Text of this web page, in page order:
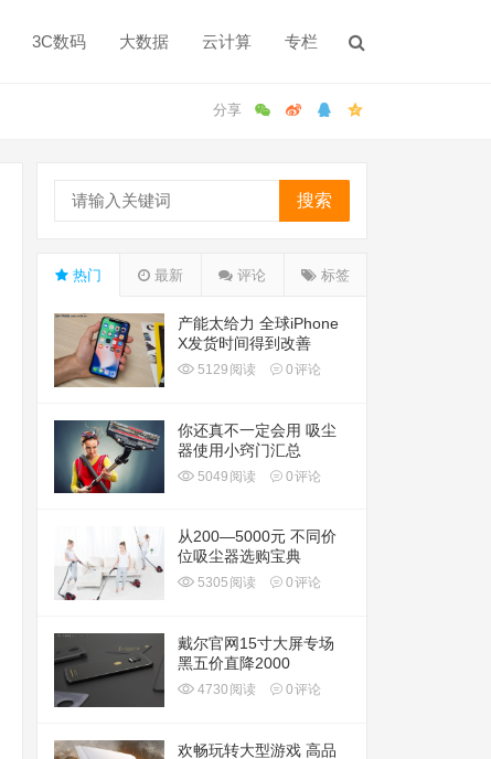
3C数码 大数据 云计算 专栏
搜索
热门 最新 评论 标签
产能太给力 全球iPhone
X发货时间得到改善
5129 阅读 0评论
你还真不一定会用 吸尘
器使用小窍门汇总
5049 阅读 0评论
从200—5000元 不同价
位吸尘器选购宝典
5305 阅读 0评论
戴尔官网15寸大屏专场
黑五价直降2000
4730 阅读 0评论
欢畅玩转大型游戏 高品